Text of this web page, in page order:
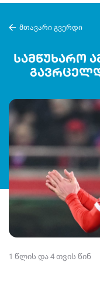
მთავარი გვერდი
სამწუხარო
1 წლის და 4 თვის წინ